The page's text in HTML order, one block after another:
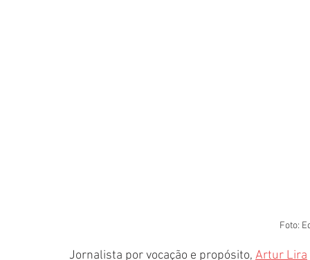
Foto:
Jornalista por vocação e propósito, Artur Lira